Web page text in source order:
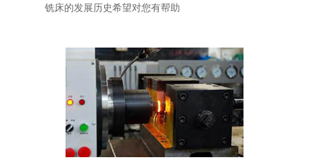
铣床的发展历史希望对您有帮助